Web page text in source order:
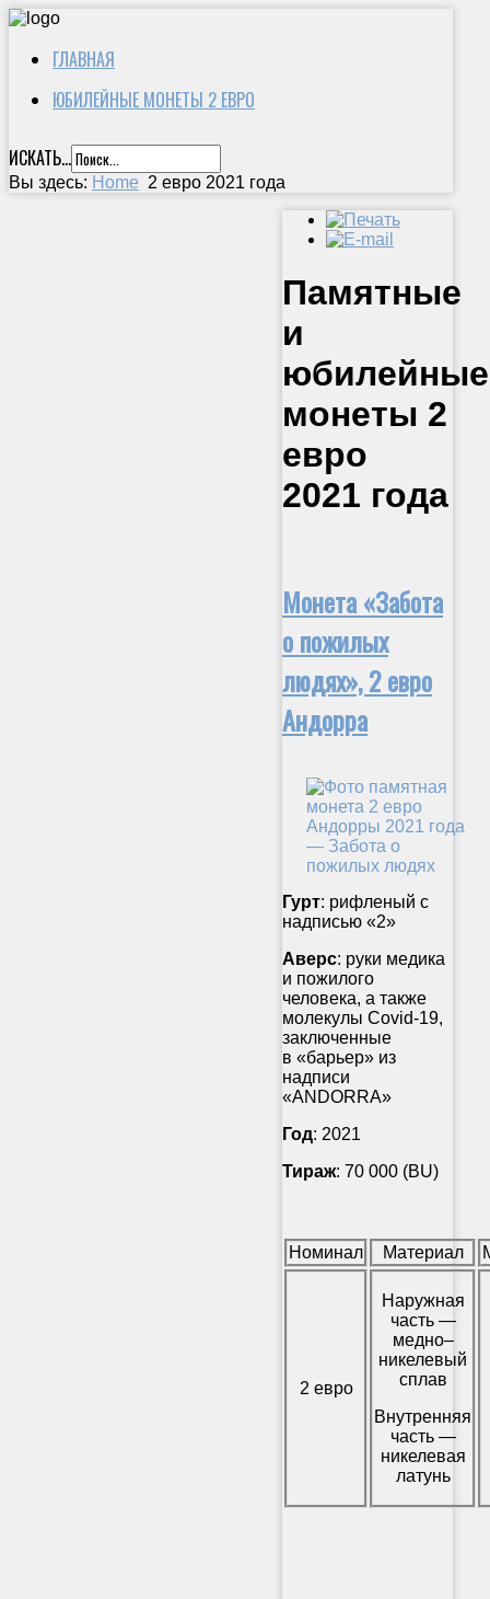
ГЛАВНАЯ
ЮБИЛЕЙНЫЕ МОНЕТЫ 2 ЕВРО
ИСКАТЬ...
Вы здесь: Home 2 евро 2021 года
Памятные
и
юбилейные
монеты 2
евро
2021 года
Монета «Забота
о пожилых
людях», 2 евро
Андорра
Гурт: рифленый с
надписью «2»
Аверс: руки медика
и пожилого
человека, а также
молекулы Covid-19,
заключенные
в «барьер» из
надписи
«ANDORRA»
Год: 2021
Тираж: 70 000 (BU)
Номинал Материал
2 евро
Наружная
часть —
медно–
никелевый
сплав
Внутренняя
часть —
никелевая
латунь